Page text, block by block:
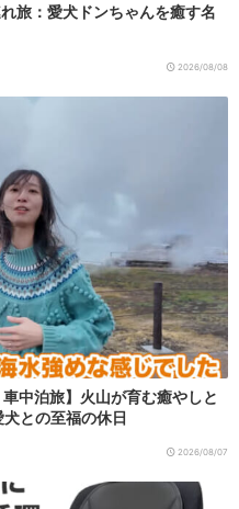
旅：愛犬ドンちゃんを癒す名
2026/08/08
中泊旅】火山が育む癒やしと
との至福の休日
2026/08/07